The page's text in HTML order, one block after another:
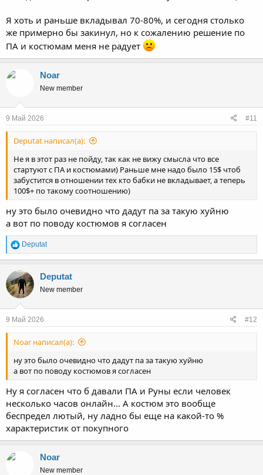
Я хоть и раньше вкладывал 70-80%, и сегодня столько
же примерно бы закинул, но к сожалению решение по
ПА и костюмам меня не радует
Noar
New member
9 Май 2026 #11
Deputat написал(а):
Не я в этот раз не пойду, так как не вижу смысла что все
стартуют с ПА и костюмами) Раньше мне надо было 15$ чтоб
забустится в отношении тех кто бабки не вкладывает, а теперь
100$+ по такому соотношению)
ну это было очевидно что дадут па за такую хуйню
а вот по поводу костюмов я согласен
Р
е
а
к
ц
и
и
Deputat
Deputat
New member
9 Май 2026 #12
Noar написал(а):
ну это было очевидно что дадут па за такую хуйню
а вот по поводу костюмов я согласен
Ну я согласен что б давали ПА и Руны если человек
несколько часов онлайн... А костюм это вообще
беспредел лютый, ну ладно бы еще на какой-то %
характеристик от покупного
Noar
New member